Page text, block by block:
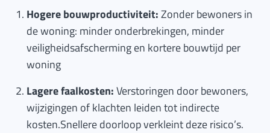
Hogere bouwproductiviteit:Zonder bewoners in
de woning: minder onderbrekingen, minder
veiligheidsafscherming en kortere bouwtijd per
woning
Lagere faalkosten:Verstoringen door bewoners,
wijzigingen of klachten leiden tot indirecte
kosten.Snellere doorloop verkleint deze risico’s.